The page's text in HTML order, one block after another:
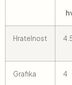
Hratelnost
Grafika 4